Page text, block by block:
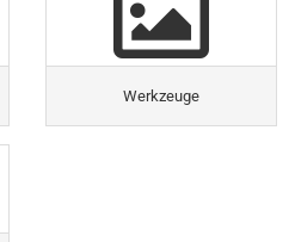
Werkzeuge